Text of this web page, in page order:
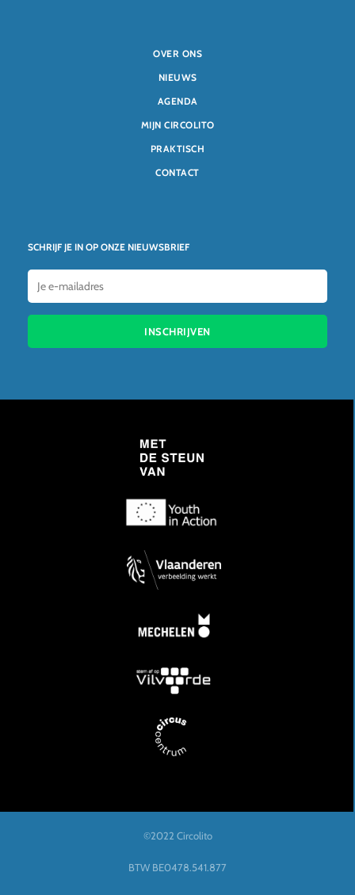
SCHRIJF JE IN OP ONZE NIEUWSBRIEF
INSCHRIJVEN
OVER ONS
NIEUWS
AGENDA
MIJN CIRCOLITO
PRAKTISCH
CONTACT
©2022 Circolito
BTW BE0478.541.877